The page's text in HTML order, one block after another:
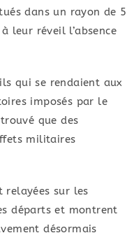
dans un rayon de 5
leur réveil l’absence
qui se rendaient aux
imposés par le
que des
militaires
relayées sur les
départs et montrent
désormais